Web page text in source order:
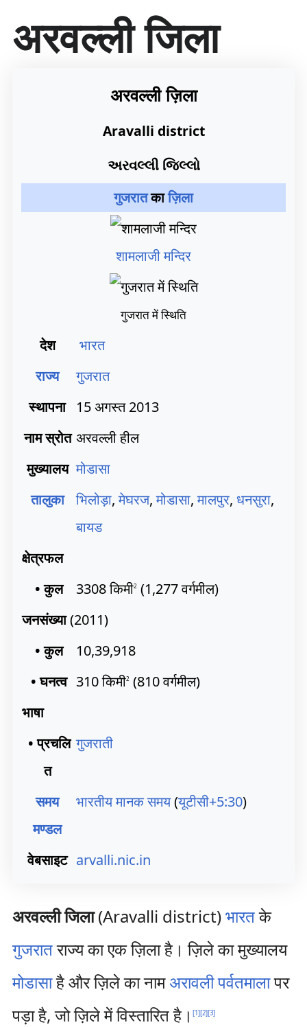
ग्री
अरवल्ली जिला
अरवल्ली ज़िला
Aravalli district
અરવલ્લી જિલ્લો
गुजरातकाज़िला
शामलाजी मन्दिर
गुजरात में स्थिति
देश
भारत
राज्य
गुजरात
स्थापना
15 अगस्त 2013
नाम स्रोत अरवल्ली हील
मुख्यालय मोडासा
तालुका
भिलोड़ा,मेघरज,मोडासा,मालपुर, धनसुरा,
बायड
क्षेत्रफल
• कुल
3308 किमी2 (1,277 वर्गमील)
जनसंख्या(2011)
• कुल
10,39,918
• घनत्व 310 किमी2 (810 वर्गमील)
भाषा
• प्रचलि
त
गुजराती
समय
मण्डल
भारतीय मानक समय(यूटीसी+5:30)
वेबसाइट arvalli.nic.in
अरवल्ली जिला(Aravalli district)भारतके
गुजरातराज्य का एक ज़िला है। ज़िले का मुख्यालय
मोडासाहै और ज़िले का नामअरावली पर्वतमालापर
पड़ा है, जो ज़िले में विस्तारित है। [1][2][3]